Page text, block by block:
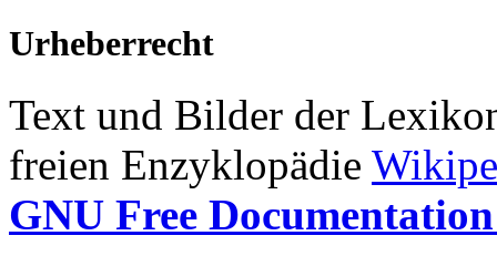
Urheberrecht
Text und Bilder der
freien Enzyklopädie
GNU Free